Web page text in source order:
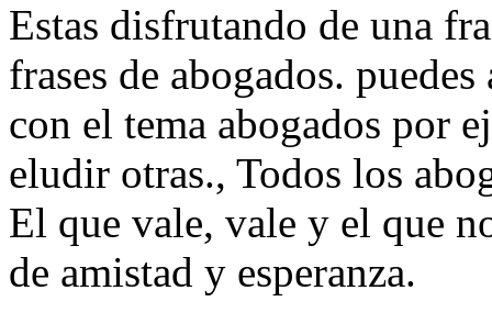
Estas disfrutando de una
frases de abogados.
con el tema abogados por
eludir otras., Todos los
El que vale, vale y el que
de amistad y esperanza.